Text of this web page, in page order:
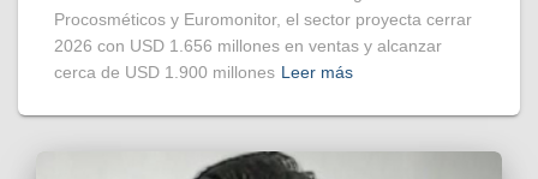
Procosméticos y Euromonitor, el sector proyecta cerrar
2026 con USD 1.656 millones en ventas y alcanzar
cerca de USD 1.900 millones Leer más